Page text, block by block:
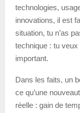
technologies,
innovations, il est
situation, tu n’as
technique : tu
important.
Dans les faits, un
ce qu’une
réelle : gain de